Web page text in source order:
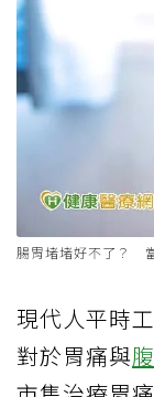
腸胃堵堵好不了？
現代人平時
對於胃痛與